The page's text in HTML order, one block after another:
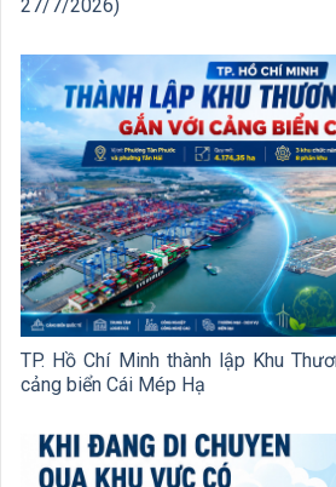
27/7/2026)
TP. Hồ Chí Minh thành lập Khu
cảng biển Cái Mép Hạ